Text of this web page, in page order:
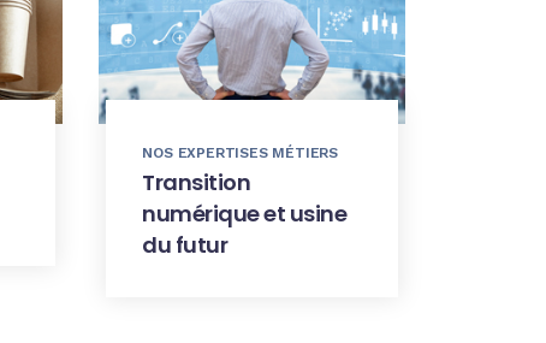
NOS EXPERTISES MÉTIERS
Transition
numérique et usine
du futur